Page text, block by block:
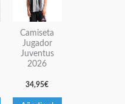
Camiseta
Jugador
Juventus
2026
34,95€